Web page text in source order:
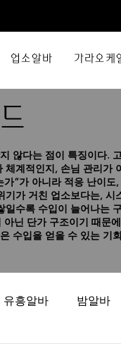
업소알바 가라오케
않다는 점이 특징이다.
계적인지, 손님 관리가
”가 아니라 적응 난이도
기가 거친 업소보다는, 시
수록 수입이 늘어나는
닌 단가 구조이기 때문
수입을 얻을 수 있는 기
유흥알바 밤알바